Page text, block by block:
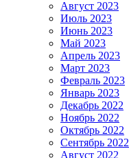
Август 2023
Июль 2023
Июнь 2023
Май 2023
Апрель 2023
Март 2023
Февраль 2023
Январь 2023
Декабрь 2022
Ноябрь 2022
Октябрь 2022
Сентябрь 2022
Август 2022